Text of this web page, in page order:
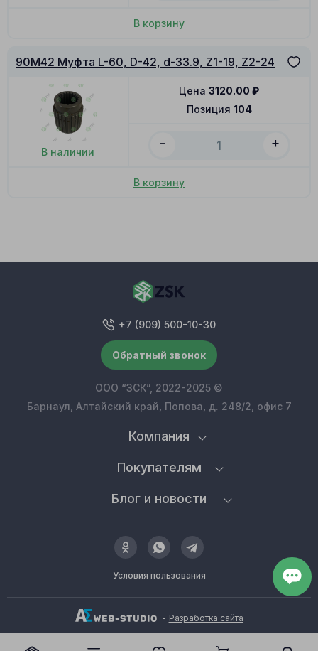
В корзину
90M42 Муфта L-60, D-42, d-33.9, Z1-19, Z2-24
В наличии
Позиция 104
Цена 3120.00 ₽
- +
В корзину
Условия пользования
Компания
Покупателям
Блог и новости
+7 (909) 500-10-30
Обратный звонок
ООО “ЗСК”, 2022-2025 ©
Барнаул, Алтайский край, Попова, д. 248/2, офис 7
- Разработка сайта